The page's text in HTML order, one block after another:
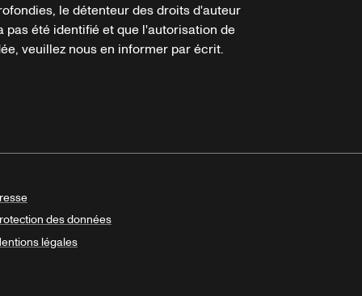
le détenteur des droits d'auteur
été identifié et que l'autorisation de
veuillez nous en informer par écrit.
des données
légales